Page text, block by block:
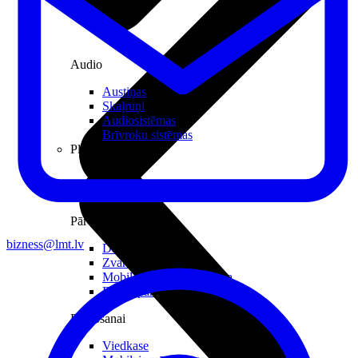
Pārvaldībai
Darbalaika uzskaite
Zvanu pārvaldnieks
Mobilo iekārtu pārvaldība
Darbu pārvaldnieks
Pārdošanai
Viedkase
Audio
Austiņas
Skaļruņi
Audiosistēmas
Brīvroku sistēmas
Planšetes
bizness@lmt.lv